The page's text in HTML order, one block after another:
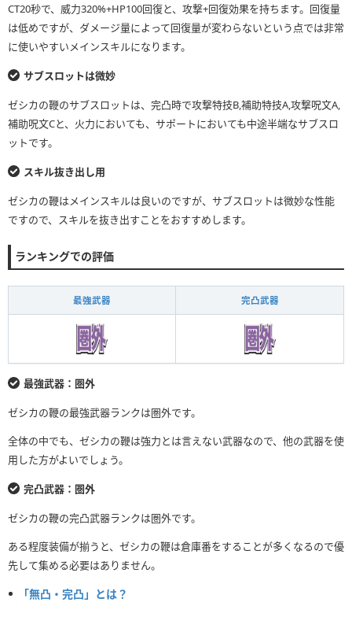
CT20秒で、威力320%+HP100回復と、攻撃+回復効果を持ちます。回復量
は低めですが、ダメージ量によって回復量が変わらないという点では非常
に使いやすいメインスキルになります。
サブスロットは微妙
ゼシカの鞭のサブスロットは、完凸時で攻撃特技B,補助特技A,攻撃呪文A,
補助呪文Cと、火力においても、サポートにおいても中途半端なサブスロ
ットです。
スキル抜き出し用
ゼシカの鞭はメインスキルは良いのですが、サブスロットは微妙な性能
ですので、スキルを抜き出すことをおすすめします。
ランキングでの評価
最強武器 完凸武器
最強武器：圏外
ゼシカの鞭の最強武器ランクは圏外です。
全体の中でも、ゼシカの鞭は強力とは言えない武器なので、他の武器を使
用した方がよいでしょう。
完凸武器：圏外
ゼシカの鞭の完凸武器ランクは圏外です。
ある程度装備が揃うと、ゼシカの鞭は倉庫番をすることが多くなるので優
先して集める必要はありません。
「無凸・完凸」とは？